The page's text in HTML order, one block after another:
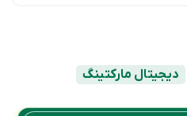
دیجیتال مارکتینگ